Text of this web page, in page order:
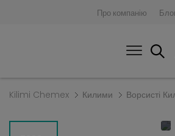
Про компанію
Kilimi Chemex Килими Ворсисті